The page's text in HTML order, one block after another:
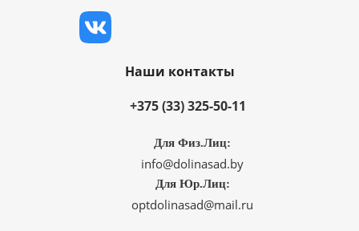
Наши контакты
+375 (33) 325-50-11
Для Физ.Лиц:
info@dolinasad.by
Для Юр.Лиц:
optdolinasad@mail.ru